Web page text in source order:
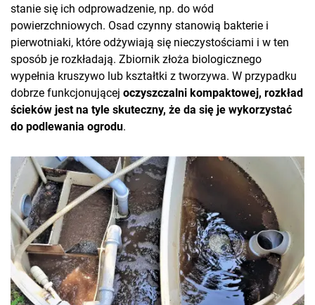
stanie się ich odprowadzenie, np. do wód
powierzchniowych. Osad czynny stanowią bakterie i
pierwotniaki, które odżywiają się nieczystościami i w ten
sposób je rozkładają. Zbiornik złoża biologicznego
wypełnia kruszywo lub kształtki z tworzywa. W przypadku
dobrze funkcjonującej oczyszczalni kompaktowej, rozkład
ścieków jest na tyle skuteczny, że da się je wykorzystać
do podlewania ogrodu.